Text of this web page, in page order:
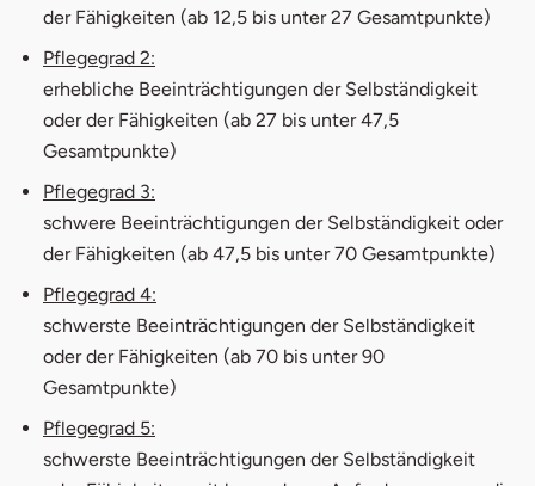
Ihre Daten sind sicher. Ihre Angaben werden
ausschließlich zur Bearbeitung Ihres Anliegens
verwendet.Weitere Informationen zum Datenschutz
Chefredakteur
Steffen Gottschling
0361 / 77 51 95 15
s.gottschling@basenio.de
der Fähigkeiten (ab 12,5 bis unter 27 Gesamtpunkte)
Pflegegrad 2:
erhebliche Beeinträchtigungen der Selbständigkeit
oder der Fähigkeiten (ab 27 bis unter 47,5
Gesamtpunkte)
Pflegegrad 3:
schwere Beeinträchtigungen der Selbständigkeit oder
der Fähigkeiten (ab 47,5 bis unter 70 Gesamtpunkte)
Pflegegrad 4:
schwerste Beeinträchtigungen der Selbständigkeit
oder der Fähigkeiten (ab 70 bis unter 90
Gesamtpunkte)
Pflegegrad 5:
schwerste Beeinträchtigungen der Selbständigkeit